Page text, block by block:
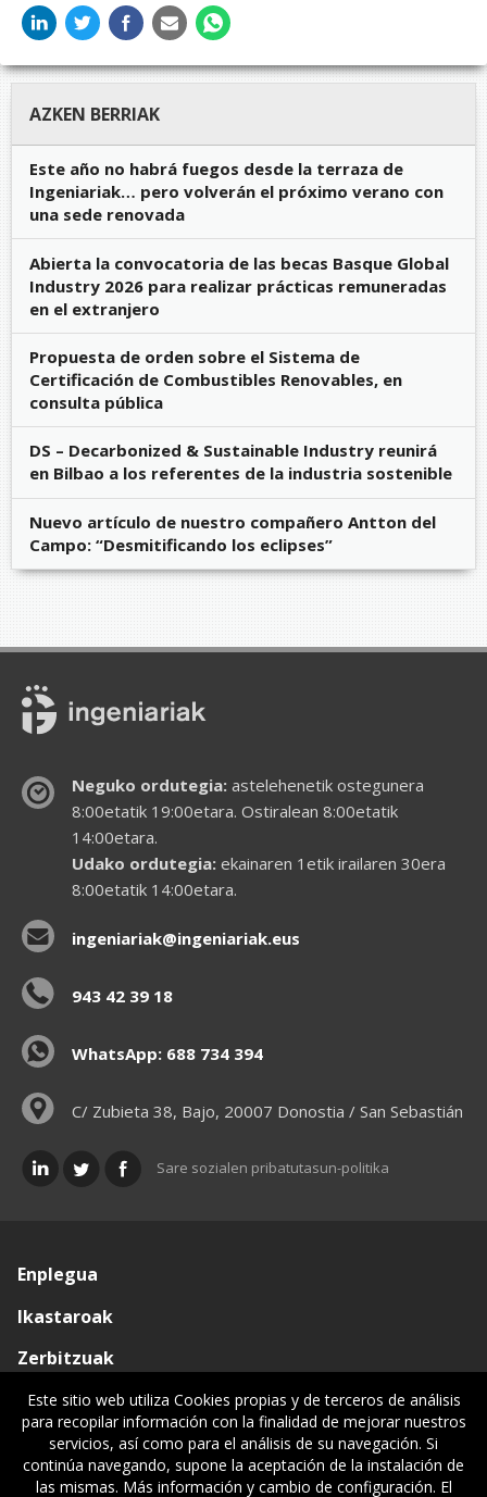
AZKEN BERRIAK
Este año no habrá fuegos desde la terraza de
Ingeniariak… pero volverán el próximo verano con
una sede renovada
Abierta la convocatoria de las becas Basque Global
Industry 2026 para realizar prácticas remuneradas
en el extranjero
Propuesta de orden sobre el Sistema de
Certificación de Combustibles Renovables, en
consulta pública
DS – Decarbonized & Sustainable Industry reunirá
en Bilbao a los referentes de la industria sostenible
Nuevo artículo de nuestro compañero Antton del
Campo: “Desmitificando los eclipses”
Neguko ordutegia:astelehenetik ostegunera
8:00etatik 19:00etara. Ostiralean 8:00etatik
14:00etara.
Udako ordutegia:ekainaren 1etik irailaren 30era
8:00etatik 14:00etara.
ingeniariak@ingeniariak.eus
943 42 39 18
WhatsApp: 688 734 394
C/ Zubieta 38, Bajo, 20007 Donostia / San Sebastián
Sare sozialen pribatutasun-politika
Enplegua
Ikastaroak
Zerbitzuak
Elkargoa
Oniritziak
Lehiatila Bakarra
Este sitio web utiliza Cookies propias y de terceros de análisis
para recopilar información con la finalidad de mejorar nuestros
servicios, así como para el análisis de su navegación. Si
continúa navegando, supone la aceptación de la instalación de
las mismas. Más información y cambio de configuración. El